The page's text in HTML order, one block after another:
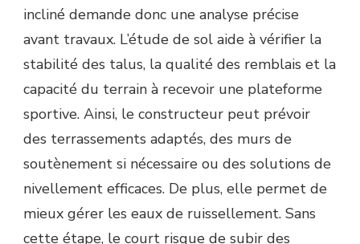
incliné demande donc une analyse précise
avant travaux. L’étude de sol aide à vérifier la
stabilité des talus, la qualité des remblais et la
capacité du terrain à recevoir une plateforme
sportive. Ainsi, le constructeur peut prévoir
des terrassements adaptés, des murs de
soutènement si nécessaire ou des solutions de
nivellement efficaces. De plus, elle permet de
mieux gérer les eaux de ruissellement. Sans
cette étape, le court risque de subir des